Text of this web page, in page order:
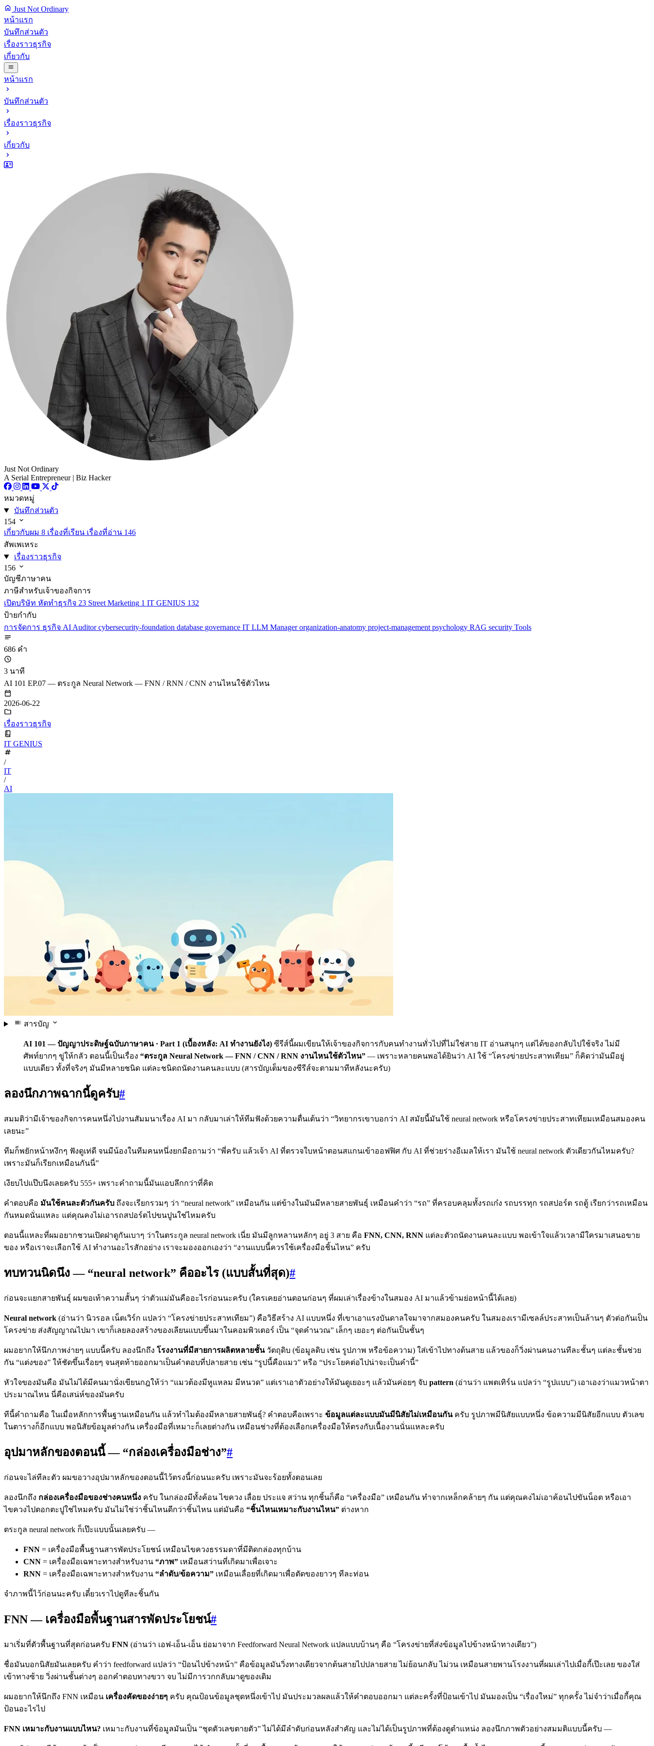
Just Not Ordinary
หน้าแรก
บันทึกส่วนตัว
เรื่องราวธุรกิจ
เกี่ยวกับ
หน้าแรก
บันทึกส่วนตัว
เรื่องราวธุรกิจ
เกี่ยวกับ
Just Not Ordinary
A Serial Entrepreneur | Biz Hacker
หมวดหมู่
บันทึกส่วนตัว
154
เกี่ยวกับผม 8 เรื่องที่เรียน เรื่องที่อ่าน 146
สัพเพเหระ
เรื่องราวธุรกิจ
156
บัญชีภาษาคน
ภาษีสำหรับเจ้าของกิจการ
เปิดบริษัท หัดทำธุรกิจ 23 Street Marketing 1 IT GENIUS 132
ป้ายกำกับ
การจัดการ ธุรกิจ AI Auditorcybersecurity-foundation database governance IT LLM Managerorganization-anatomy project-management psychology RAG security Tools
686 คำ
3 นาที
AI 101 EP.07 — ตระกูล Neural Network — FNN / RNN / CNN งานไหนใช้ตัวไหน
2026-06-22
เรื่องราวธุรกิจ
IT GENIUS
/
IT
/
AI
สารบัญ
AI 101 — ปัญญาประดิษฐ์ฉบับภาษาคน · Part 1 (เบื้องหลัง: AI ทำงานยังไง) ซีรีส์นี้ผมเขียนให้เจ้าของกิจการกับคนทำงานทั่วไปที่ไม่ใช่สาย IT อ่านสนุกๆ แต่ได้ของกลับไปใช้จริง ไม่มี
ศัพท์ยากๆ ขู่ให้กลัว ตอนนี้เป็นเรื่อง “ตระกูล Neural Network — FNN / CNN / RNN งานไหนใช้ตัวไหน” — เพราะหลายคนพอได้ยินว่า AI ใช้ “โครงข่ายประสาทเทียม” ก็คิดว่ามันมีอยู่
แบบเดียว ทั้งที่จริงๆ มันมีหลายชนิด แต่ละชนิดถนัดงานคนละแบบ (สารบัญเต็มของซีรีส์จะตามมาทีหลังนะครับ)
ลองนึกภาพฉากนี้ดูครับ#
สมมติว่ามีเจ้าของกิจการคนหนึ่งไปงานสัมมนาเรื่อง AI มา กลับมาเล่าให้ทีมฟังด้วยความตื่นเต้นว่า “วิทยากรเขาบอกว่า AI สมัยนี้มันใช้ neural network หรือโครงข่ายประสาทเทียมเหมือนสมองคน
เลยนะ”
ทีมก็พยักหน้าหงึกๆ ฟังดูเท่ดี จนมีน้องในทีมคนหนึ่งยกมือถามว่า “พี่ครับ แล้วเจ้า AI ที่ตรวจใบหน้าตอนสแกนเข้าออฟฟิศ กับ AI ที่ช่วยร่างอีเมลให้เรา มันใช้ neural network ตัวเดียวกันไหมครับ?
เพราะมันก็เรียกเหมือนกันนี่”
เงียบไปแป๊บนึงเลยครับ 555+ เพราะคำถามนี้มันแอบลึกกว่าที่คิด
คำตอบคือ มันใช้คนละตัวกันครับ ถึงจะเรียกรวมๆ ว่า “neural network” เหมือนกัน แต่ข้างในมันมีหลายสายพันธุ์ เหมือนคำว่า “รถ” ที่ครอบคลุมทั้งรถเก๋ง รถบรรทุก รถสปอร์ต รถตู้ เรียกว่ารถเหมือน
กันหมดนั่นแหละ แต่คุณคงไม่เอารถสปอร์ตไปขนปูนใช่ไหมครับ
ตอนนี้แหละที่ผมอยากชวนเปิดฝาดูกันเบาๆ ว่าในตระกูล neural network เนี่ย มันมีลูกหลานหลักๆ อยู่ 3 สาย คือ FNN, CNN, RNN แต่ละตัวถนัดงานคนละแบบ พอเข้าใจแล้วเวลามีใครมาเสนอขาย
ของ หรือเราจะเลือกใช้ AI ทำงานอะไรสักอย่าง เราจะมองออกเองว่า “งานแบบนี้ควรใช้เครื่องมือชิ้นไหน” ครับ
ทบทวนนิดนึง — “neural network” คืออะไร (แบบสั้นที่สุด)#
ก่อนจะแยกสายพันธุ์ ผมขอเท้าความสั้นๆ ว่าตัวแม่มันคืออะไรก่อนนะครับ (ใครเคยอ่านตอนก่อนๆ ที่ผมเล่าเรื่องข้างในสมอง AI มาแล้วข้ามย่อหน้านี้ได้เลย)
Neural network (อ่านว่า นิวรอล เน็ตเวิร์ก แปลว่า “โครงข่ายประสาทเทียม”) คือวิธีสร้าง AI แบบหนึ่ง ที่เขาเอาแรงบันดาลใจมาจากสมองคนครับ ในสมองเรามีเซลล์ประสาทเป็นล้านๆ ตัวต่อกันเป็น
โครงข่าย ส่งสัญญาณไปมา เขาก็เลยลองสร้างของเลียนแบบขึ้นมาในคอมพิวเตอร์ เป็น “จุดคำนวณ” เล็กๆ เยอะๆ ต่อกันเป็นชั้นๆ
ผมอยากให้นึกภาพง่ายๆ แบบนี้ครับ ลองนึกถึง โรงงานที่มีสายการผลิตหลายชั้นวัตถุดิบ (ข้อมูลดิบ เช่น รูปภาพ หรือข้อความ) ใส่เข้าไปทางต้นสาย แล้วของก็วิ่งผ่านคนงานทีละชั้นๆ แต่ละชั้นช่วย
กัน “แต่งของ” ให้ชัดขึ้นเรื่อยๆ จนสุดท้ายออกมาเป็นคำตอบที่ปลายสาย เช่น “รูปนี้คือแมว” หรือ “ประโยคต่อไปน่าจะเป็นคำนี้”
หัวใจของมันคือ มันไม่ได้มีคนมานั่งเขียนกฎให้ว่า “แมวต้องมีหูแหลม มีหนวด” แต่เราเอาตัวอย่างให้มันดูเยอะๆ แล้วมันค่อยๆ จับ pattern (อ่านว่า แพตเทิร์น แปลว่า “รูปแบบ”) เอาเองว่าแมวหน้าตา
ประมาณไหน นี่คือเสน่ห์ของมันครับ
ทีนี้คำถามคือ ในเมื่อหลักการพื้นฐานเหมือนกัน แล้วทำไมต้องมีหลายสายพันธุ์? คำตอบคือเพราะ ข้อมูลแต่ละแบบมันมีนิสัยไม่เหมือนกันครับ รูปภาพมีนิสัยแบบหนึ่ง ข้อความมีนิสัยอีกแบบ ตัวเลข
ในตารางก็อีกแบบ พอนิสัยข้อมูลต่างกัน เครื่องมือที่เหมาะก็เลยต่างกัน เหมือนช่างที่ต้องเลือกเครื่องมือให้ตรงกับเนื้องานนั่นแหละครับ
อุปมาหลักของตอนนี้ — “กล่องเครื่องมือช่าง”#
ก่อนจะไล่ทีละตัว ผมขอวางอุปมาหลักของตอนนี้ไว้ตรงนี้ก่อนนะครับ เพราะมันจะร้อยทั้งตอนเลย
ลองนึกถึง กล่องเครื่องมือของช่างคนหนึ่ง ครับ ในกล่องมีทั้งค้อน ไขควง เลื่อย ประแจ สว่าน ทุกชิ้นก็คือ “เครื่องมือ” เหมือนกัน ทำจากเหล็กคล้ายๆ กัน แต่คุณคงไม่เอาค้อนไปขันน็อต หรือเอา
ไขควงไปตอกตะปูใช่ไหมครับ มันไม่ใช่ว่าชิ้นไหนดีกว่าชิ้นไหน แต่มันคือ “ชิ้นไหนเหมาะกับงานไหน” ต่างหาก
ตระกูล neural network ก็เป๊ะแบบนั้นเลยครับ —
FNN = เครื่องมือพื้นฐานสารพัดประโยชน์ เหมือนไขควงธรรมดาที่มีติดกล่องทุกบ้าน
CNN = เครื่องมือเฉพาะทางสำหรับงาน “ภาพ” เหมือนสว่านที่เกิดมาเพื่อเจาะ
RNN = เครื่องมือเฉพาะทางสำหรับงาน “ลำดับ/ข้อความ” เหมือนเลื่อยที่เกิดมาเพื่อตัดของยาวๆ ทีละท่อน
จำภาพนี้ไว้ก่อนนะครับ เดี๋ยวเราไปดูทีละชิ้นกัน
FNN — เครื่องมือพื้นฐานสารพัดประโยชน์#
มาเริ่มที่ตัวพื้นฐานที่สุดก่อนครับ FNN (อ่านว่า เอฟ-เอ็น-เอ็น ย่อมาจาก Feedforward Neural Network แปลแบบบ้านๆ คือ “โครงข่ายที่ส่งข้อมูลไปข้างหน้าทางเดียว”)
ชื่อมันบอกนิสัยมันเลยครับ คำว่า feedforward แปลว่า “ป้อนไปข้างหน้า” คือข้อมูลมันวิ่งทางเดียวจากต้นสายไปปลายสาย ไม่ย้อนกลับ ไม่วน เหมือนสายพานโรงงานที่ผมเล่าไปเมื่อกี้เป๊ะเลย ของใส่
เข้าทางซ้าย วิ่งผ่านชั้นต่างๆ ออกคำตอบทางขวา จบ ไม่มีการวกกลับมาดูของเดิม
ผมอยากให้นึกถึง FNN เหมือน เครื่องคัดของง่ายๆ ครับ คุณป้อนข้อมูลชุดหนึ่งเข้าไป มันประมวลผลแล้วให้คำตอบออกมา แต่ละครั้งที่ป้อนเข้าไป มันมองเป็น “เรื่องใหม่” ทุกครั้ง ไม่จำว่าเมื่อกี้คุณ
ป้อนอะไรไป
FNN เหมาะกับงานแบบไหน? เหมาะกับงานที่ข้อมูลมันเป็น “ชุดตัวเลขตายตัว” ไม่ได้มีลำดับก่อนหลังสำคัญ และไม่ได้เป็นรูปภาพที่ต้องดูตำแหน่ง ลองนึกภาพตัวอย่างสมมติแบบนี้ครับ —